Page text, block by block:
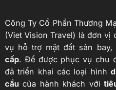
Công Ty Cổ Phần Thương
(Viet Vision Travel) là đơn
vụ hỗ trợ mặt đất sân bay,
cấp. Để được phục vụ chu
đã triển khai các loại hình
cầu của hành khách với